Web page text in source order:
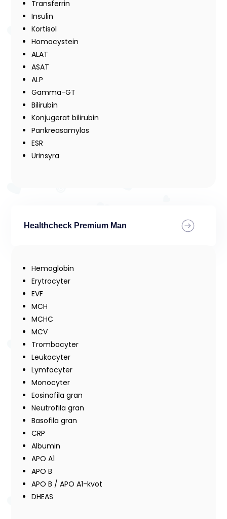
Transferrin
Insulin
Kortisol
Homocystein
ALAT
ASAT
ALP
Gamma-GT
Bilirubin
Konjugerat bilirubin
Pankreasamylas
ESR
Urinsyra
Healthcheck Premium Man
Hemoglobin
Erytrocyter
EVF
MCH
MCHC
MCV
Trombocyter
Leukocyter
Lymfocyter
Monocyter
Eosinofila gran
Neutrofila gran
Basofila gran
CRP
Albumin
APO A1
APO B
APO B / APO A1-kvot
DHEAS